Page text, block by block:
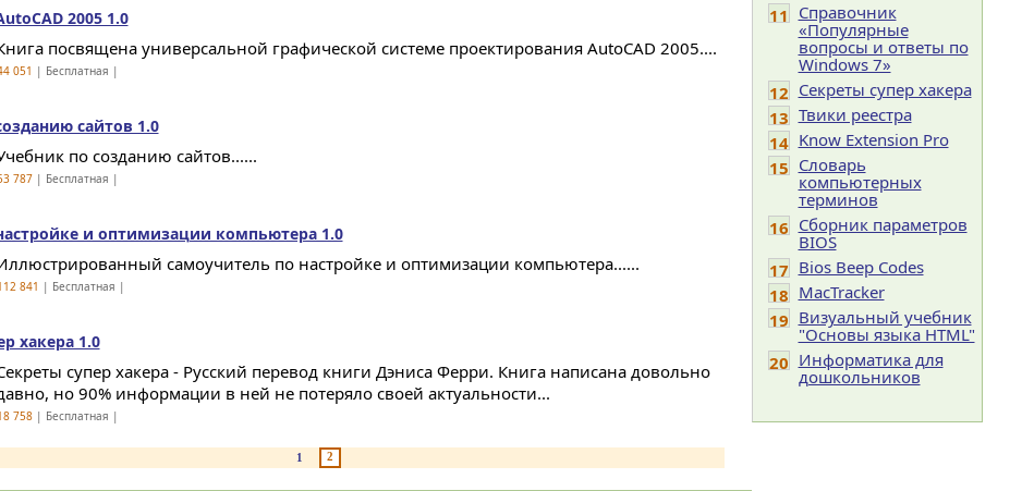
2005 1.0
посвящена универсальной графической системе проектирования AutoCAD 2005....
051 | Бесплатная |
сайтов 1.0
по созданию сайтов......
787| Бесплатная |
и оптимизации компьютера 1.0
самоучитель по настройке и оптимизации компьютера......
841 | Бесплатная |
хакера 1.0
супер хакера - Русский перевод книги Дэниса Ферри. Книга написана довольно
но 90% информации в ней не потеряло своей актуальности...
758| Бесплатная |
1 2
11 Справочник
«Популярные
вопросы и ответы по
Windows 7»
12 Секреты супер хакера
13 Твики реестра
14 Know Extension Pro
15 Словарь
компьютерных
терминов
16 Сборник параметров
BIOS
17 Bios Beep Codes
18 MacTracker
19 Визуальный учебник
"Основы языка HTML"
20 Информатика для
дошкольников